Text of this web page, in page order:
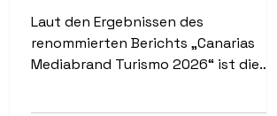
Kanarischen Inseln
Laut den Ergebnissen des
renommierten Berichts „Canarias
Mediabrand Turismo 2026“ ist die